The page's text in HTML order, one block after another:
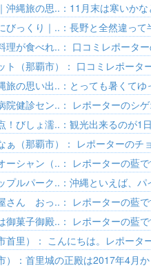
沖縄旅の思..：11月末は寒いか
びっくり｜..：長野と全然違って
理が食べれ..： 口コミレポータ
ト（那覇市）： 口コミレポータ
旅の思い出..：とっても暑くてゆ
院健診セン..： レポーターのシ
！びしょ濡..：観光出来るのが1
ぁ（那覇市）： レポーターのチ
ーシャン（..： レポーターの藍
プルパーク..：沖縄といえば、パ
さん おっ..： レポーターの藍
御菓子御殿..： レポーターの藍
首里）： こんにちは。レポータ
）：首里城の正殿は2017年4月